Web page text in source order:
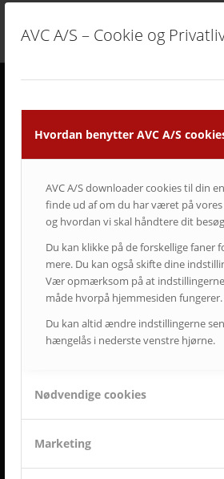
AVC A/S – Cookie og
Hvordan benytter AVC A/S
AVC A/S downloader cookies til din
finde ud af om du har været på
og hvordan vi skal håndtere dit
Du kan klikke på de forskellige faner
mere. Du kan også skifte dine
Vær opmærksom på at
måde hvorpå hjemmesiden fungerer.
Du kan altid ændre indstillingerne
hængelås i nederste venstre hjørne.
Nødvendige cookies
Marketing
• Vi går all in på en god dialog og et godt
• Vi er udviklings- og kvalitetsorienterede.
• Vi er vedholdende og følger altid
• Vi er ansvarsbevidste og følger op på
• Vi tilbyder dig Danmarks bedste service
• Vi er landsdækkende.
• Vi har mere end 50-års erfaring inden
• Vi skaber langsigtede løsninger.
• Vi ved at tilfredse kunder giver